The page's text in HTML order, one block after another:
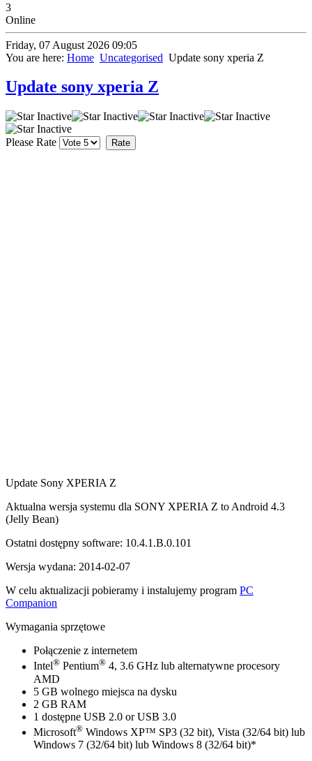
3
Online
Friday, 07 August 2026 09:05
You are here: Home Uncategorised Update sony xperia Z
Update sony xperia Z
Please Rate
Update Sony XPERIA Z
Aktualna wersja systemu dla SONY XPERIA Z to Android 4.3
(Jelly Bean)
Ostatni dostępny software: 10.4.1.B.0.101
Wersja wydana: 2014-02-07
W celu aktualizacji pobieramy i instalujemy program PC
Companion
Wymagania sprzętowe
Połączenie z internetem
Intel® Pentium® 4, 3.6 GHz lub alternatywne procesory
AMD
5 GB wolnego miejsca na dysku
2 GB RAM
1 dostępne USB 2.0 or USB 3.0
Microsoft® Windows XP™ SP3 (32 bit), Vista (32/64 bit) lub
Windows 7 (32/64 bit) lub Windows 8 (32/64 bit)*